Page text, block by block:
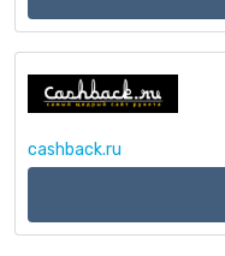
cashback.ru